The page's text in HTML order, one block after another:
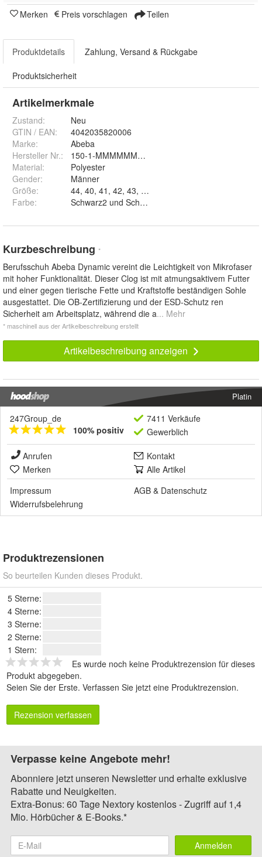
Merken Preis vorschlagen Teilen
Produktdetails Zahlung, Versand & Rückgabe
Produktsicherheit
Artikelmerkmale
Zustand:
Neu
GTIN / EAN:
4042035820006
Marke:
Abeba
Hersteller Nr.:
150-1-MMMMMMMM-Parent
Material:
Polyester
Gender:
Männer
Größe:
Farbe: Schwarz2 und Schwarz
Kurzbeschreibung *
Berufsschuh Abeba Dynamic vereint die Leichtigkeit von Mikrofaser
mit hoher Funktionalität. Dieser Clog ist mit atmungsaktivem Futter
und einer gegen tierische Fette und Kraftstoffe beständigen Sohle
ausgestattet. Die OB-Zertifizierung und der ESD-Schutz ren
Sicherheit am Arbeitsplatz, während die a... Mehr
* maschinell aus der Artikelbeschreibung erstellt
Artikelbeschreibung anzeigen
Platin
247Group_de
100% positiv
7411 Verkäufe
Gewerblich
Anrufen
Kontakt
Merken
Alle Artikel
Impressum
AGB & Datenschutz
Widerrufsbelehrung
Produktrezensionen
So beurteilen Kunden dieses Produkt.
5 Sterne:
4 Sterne:
3 Sterne:
2 Sterne:
1 Stern:
Es wurde noch keine Produktrezension für dieses
Produkt abgegeben.
Seien Sie der Erste. Verfassen Sie jetzt eine Produktrezension.
Rezension verfassen
Verpasse keine Angebote mehr!
Abonniere jetzt unseren Newsletter und erhalte exklusive
Rabatte und Neuigkeiten.
Extra-Bonus: 60 Tage Nextory kostenlos - Zugriff auf 1,4
Mio. Hörbücher & E-Books.*
Anmelden